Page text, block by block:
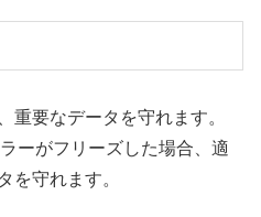
重要なデータを守れます。
ーがフリーズした場合、適
を守れます。